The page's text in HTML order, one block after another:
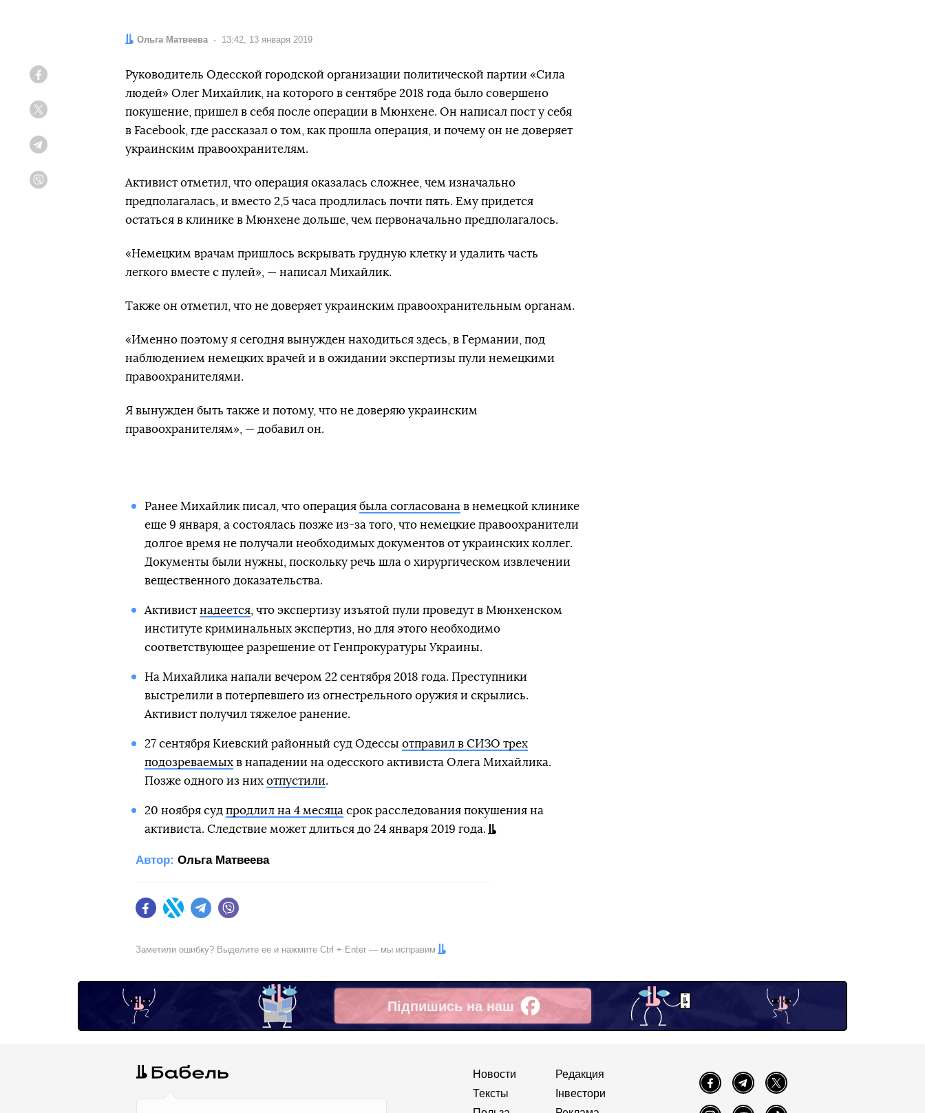
Автор:
Ольга Матвеева Дата:
13:42, 13 января 2019
Руководитель Одесской городской организации политической партии «Сила
людей» Олег Михайлик, на которого в сентябре 2018 года было совершено
покушение, пришел в себя после операции в Мюнхене. Он написал пост у себя
в Facebook, где рассказал о том, как прошла операция, и почему он не доверяет
украинским правоохранителям.
Активист отметил, что операция оказалась сложнее, чем изначально
предполагалась, и вместо 2,5 часа продлилась почти пять. Ему придется
остаться в клинике в Мюнхене дольше, чем первоначально предполагалось.
«Немецким врачам пришлось вскрывать грудную клетку и удалить часть
легкого вместе с пулей», — написал Михайлик.
Также он отметил, что не доверяет украинским правоохранительным органам.
«Именно поэтому я сегодня вынужден находиться здесь, в Германии, под
наблюдением немецких врачей и в ожидании экспертизы пули немецкими
правоохранителями.
Я вынужден быть также и потому, что не доверяю украинским
правоохранителям», — добавил он.
Ранее Михайлик писал, что операция была согласована в немецкой клинике
еще 9 января, а состоялась позже из-за того, что немецкие правоохранители
долгое время не получали необходимых документов от украинских коллег.
Документы были нужны, поскольку речь шла о хирургическом извлечении
вещественного доказательства.
Активист надеется, что экспертизу изъятой пули проведут в Мюнхенском
институте криминальных экспертиз, но для этого необходимо
соответствующее разрешение от Генпрокуратуры Украины.
На Михайлика напали вечером 22 сентября 2018 года. Преступники
выстрелили в потерпевшего из огнестрельного оружия и скрылись.
Активист получил тяжелое ранение.
27 сентября Киевский районный суд Одессы отправил в СИЗО трех
подозреваемыхв нападении на одесского активиста Олега Михайлика.
Позже одного из них отпустили.
20 ноября суд продлил на 4 месяца срок расследования покушения на
активиста. Следствие может длиться до 24 января 2019 года.
Автор: Ольга Матвеева
FacebookTwitter Telegram
Заметили ошибку? Выделите ее и нажмите Ctrl + Enter — мы исправим
Підпишись на наш
Facebook
Новости
Тексты
Редакция
Інвестори
FacebookTelegram Twitter